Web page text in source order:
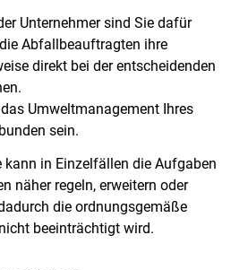
Unternehmer sind Sie dafür
Abfallbeauftragten ihre
direkt bei der entscheidenden
Umweltmanagement Ihres
sein.
kann in Einzelfällen die Aufgaben
näher regeln, erweitern oder
die ordnungsgemäße
beeinträchtigt wird.